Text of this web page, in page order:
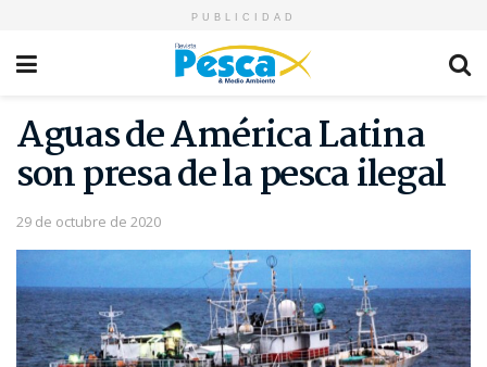
PUBLICIDAD
Aguas de América Latina
son presa de la pesca ilegal
29 de octubre de 2020